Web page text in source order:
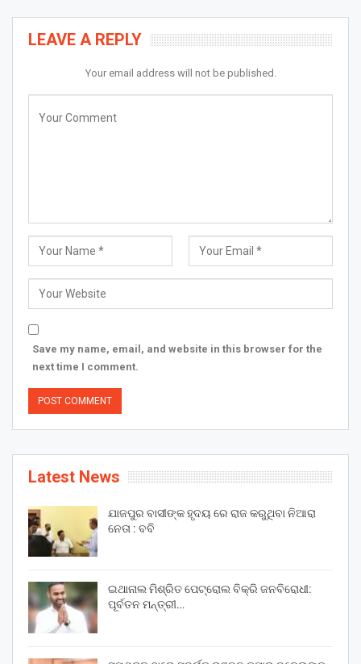
LEAVE A REPLY
Your email address will not be published.
Save my name, email, and website in this browser for the
next time I comment.
Latest News
ଯାଜପୁର ବାସୀଙ୍କ ହୃଦୟ ରେ ରାଜ କରୁଥିବା ନିଆରା
ନେତା : ବବି
ଇଥାନାଲ ମିଶ୍ରିତ ପେଟ୍ରୋଲ ବିକ୍ରି ଜନବିରୋଧୀ:
ପୂର୍ବତନ ମନ୍ତ୍ରୀ…